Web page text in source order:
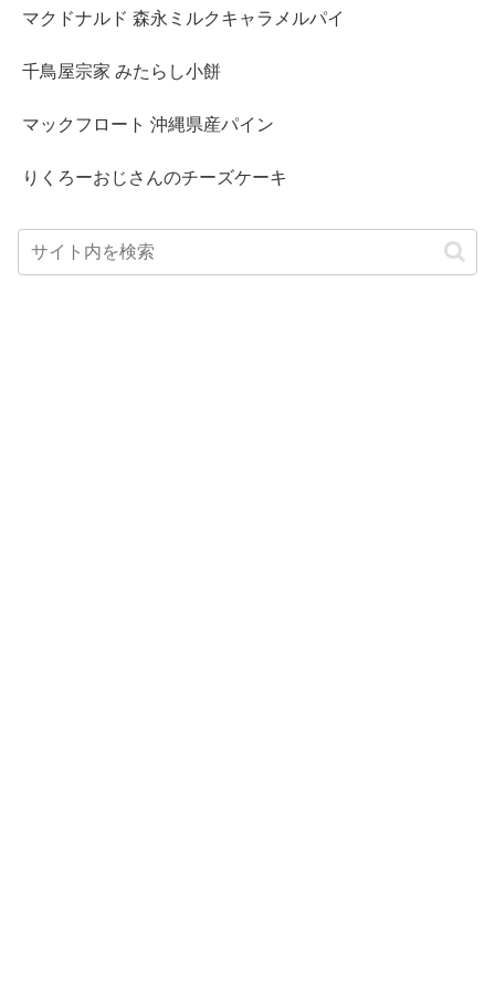
マクドナルド 森永ミルクキャラメルパイ
千鳥屋宗家 みたらし小餅
マックフロート 沖縄県産パイン
りくろーおじさんのチーズケーキ